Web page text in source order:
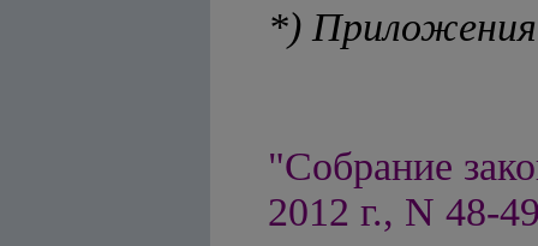
*) Приложения
"Собрание
2012 г., N 48-